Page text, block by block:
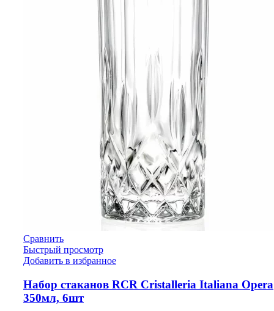
Сравнить
Быстрый просмотр
Добавить в избранное
Набор стаканов RCR Cristalleria Italiana Opera
350мл, 6шт